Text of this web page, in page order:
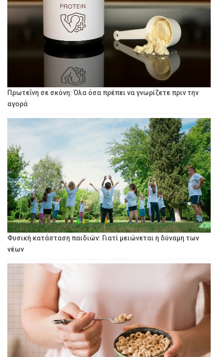
Πρωτεΐνη σε σκόνη: Όλα όσα πρέπει να γνωρίζετε πριν την
αγορά
Φυσική κατάσταση παιδιών: Γιατί μειώνεται η δύναμη των
νέων